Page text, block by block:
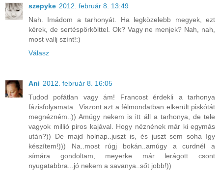
szepyke 2012. február 8. 13:49
Nah. Imádom a tarhonyát. Ha legközelebb megyek, ezt
kérek, de sertéspörkölttel. Ok? Vagy ne menjek? Nah, nah,
most vallj színt!:)
Válasz
Ani 2012. február 8. 16:05
Tudod pofátlan vagy ám! Francost érdekli a tarhonya
fázisfolyamata...Viszont azt a félmondatban elkerült piskótát
megnézném..)) Amúgy nekem is itt áll a tarhonya, de tele
vagyok millió piros kajával. Hogy néznének már ki egymás
után?)) De majd holnap..juszt is, és juszt sem soha így
készítem!))) Na..most rúgj bokán..amúgy a curdnél a
símára gondoltam, meyerke már lerágott csont
nyugatabbra...jó nekem a savanya..sőt jobb!))